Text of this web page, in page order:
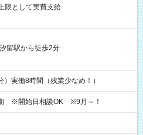
限として実費支給
汐留駅から徒歩2分
実働8時間（残業少なめ！）
※開始日相談OK ※9月～！